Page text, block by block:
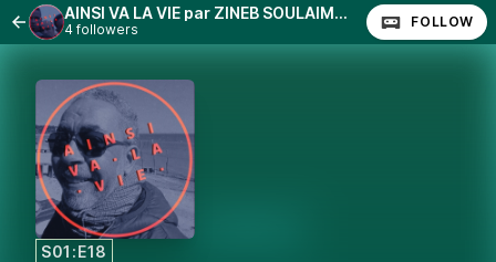
AINSI VA LA VIE par ZINEB SOULAIMANI
4 followers FOLLOW
S01:E18